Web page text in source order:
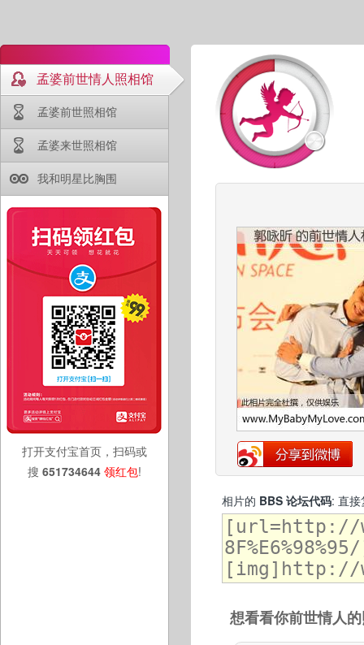
孟婆前世情人照相馆
孟婆前世照相馆
孟婆来世照相馆
我和明星比胸围
打开支付宝首页，扫码或
搜 651734644 领红包!
相片的 BBS 论坛代码: 直接
想看看你前世情人